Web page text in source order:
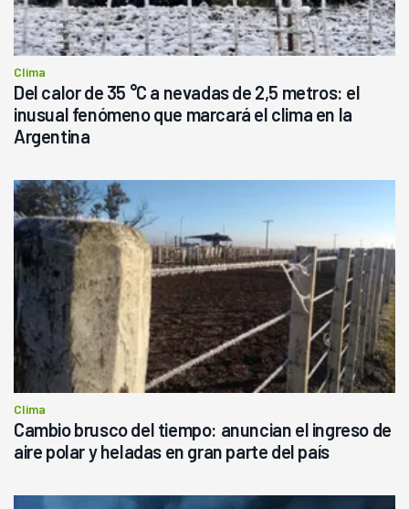
Clima
Del calor de 35 °C a nevadas de 2,5 metros: el
inusual fenómeno que marcará el clima en la
Argentina
Clima
Cambio brusco del tiempo: anuncian el ingreso de
aire polar y heladas en gran parte del país